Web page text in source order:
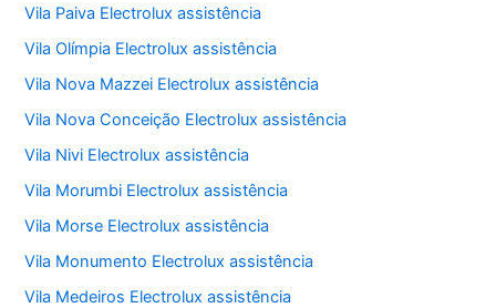
Vila Paiva Electrolux assistência
Vila Olímpia Electrolux assistência
Vila Nova Mazzei Electrolux assistência
Vila Nova Conceição Electrolux assistência
Vila Nivi Electrolux assistência
Vila Morumbi Electrolux assistência
Vila Morse Electrolux assistência
Vila Monumento Electrolux assistência
Vila Medeiros Electrolux assistência